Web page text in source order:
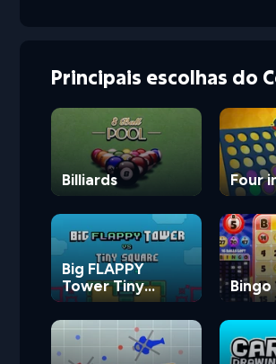
Principais escolhas do
Billiards Four
Big FLAPPY
Tower Tiny
Square
Bingo